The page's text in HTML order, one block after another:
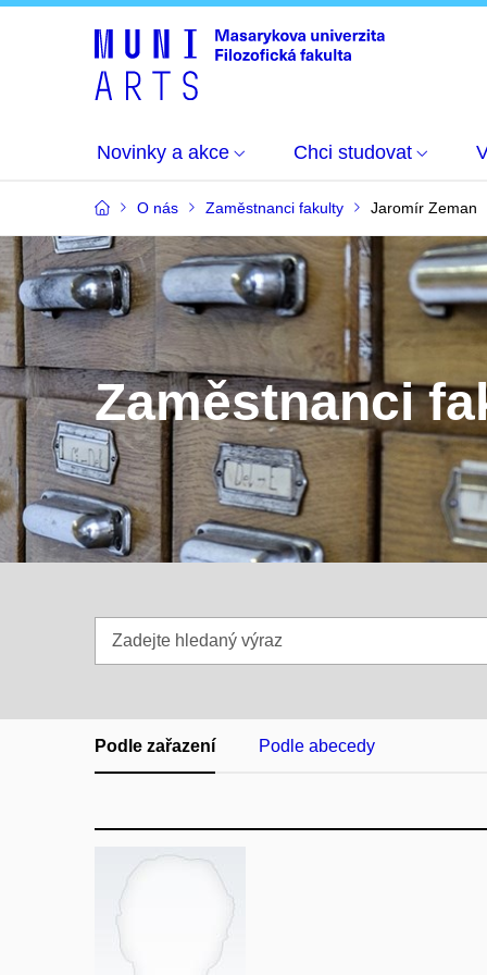
Novinky a akce Chci studovat
O nás Zaměstnanci fakulty Jaromír Zeman
Zaměstnanci
hledaný
Podle zařazení Podle abecedy